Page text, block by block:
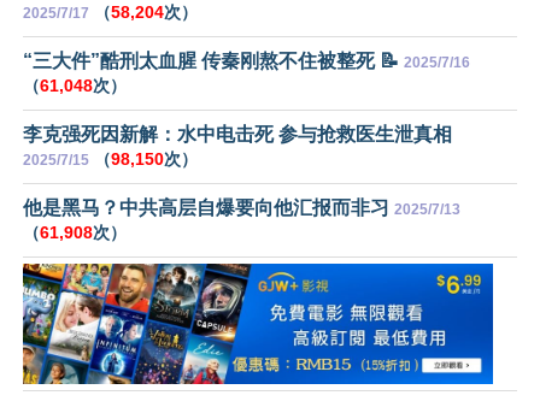
2025/7/17 （58,204次）
“三大件”酷刑太血腥 传秦刚熬不住被整死 📝 2025/7/16
（61,048次）
李克强死因新解：水中电击死 参与抢救医生泄真相
2025/7/15 （98,150次）
他是黑马？中共高层自爆要向他汇报而非习 2025/7/13
（61,908次）